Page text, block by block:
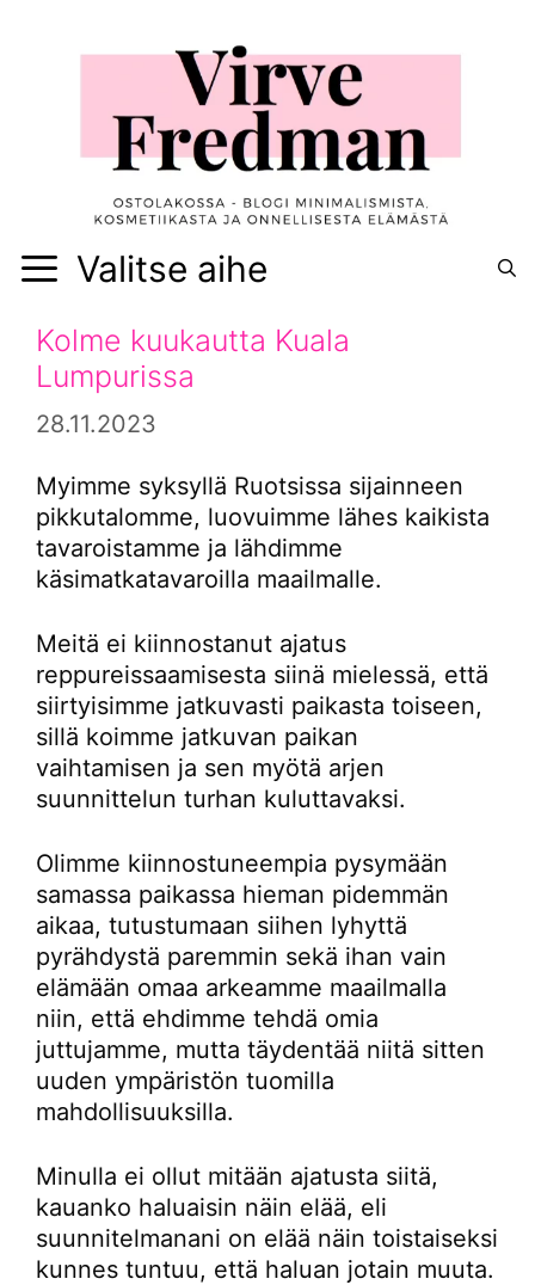
Valitse aihe
Kolme kuukautta Kuala
Lumpurissa
28.11.2023
Myimme syksyllä Ruotsissa sijainneen
pikkutalomme, luovuimme lähes kaikista
tavaroistamme ja lähdimme
käsimatkatavaroilla maailmalle.
Meitä ei kiinnostanut ajatus
reppureissaamisesta siinä mielessä, että
siirtyisimme jatkuvasti paikasta toiseen,
sillä koimme jatkuvan paikan
vaihtamisen ja sen myötä arjen
suunnittelun turhan kuluttavaksi.
Olimme kiinnostuneempia pysymään
samassa paikassa hieman pidemmän
aikaa, tutustumaan siihen lyhyttä
pyrähdystä paremmin sekä ihan vain
elämään omaa arkeamme maailmalla
niin, että ehdimme tehdä omia
juttujamme, mutta täydentää niitä sitten
uuden ympäristön tuomilla
mahdollisuuksilla.
Minulla ei ollut mitään ajatusta siitä,
kauanko haluaisin näin elää, eli
suunnitelmanani on elää näin toistaiseksi
kunnes tuntuu, että haluan jotain muuta.